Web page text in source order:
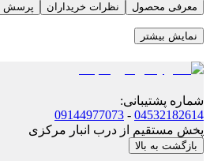
معرفی محصول نظرات خریداران پرسش
نمایش بیشتر
شماره پشتیبانی:
04532182614
-
09144977073
پخش مستقیم از درب انبار مرکزی
بازگشت به بالا